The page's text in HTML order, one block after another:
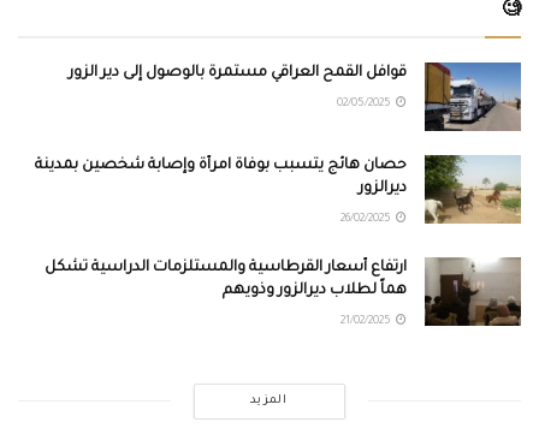
🧐
قوافل القمح العراقي مستمرة بالوصول إلى دير الزور
حصان هائج يتسبب بوفاة امرأة وإصابة شخصين بمدينة
ديرالزور
ارتفاع أسعار القرطاسية والمستلزمات الدراسية تشكل
هماً لطلاب ديرالزور وذويهم
المزيد